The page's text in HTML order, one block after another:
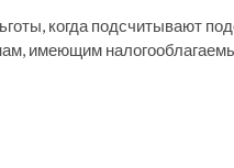
когда подсчитывают
имеющим